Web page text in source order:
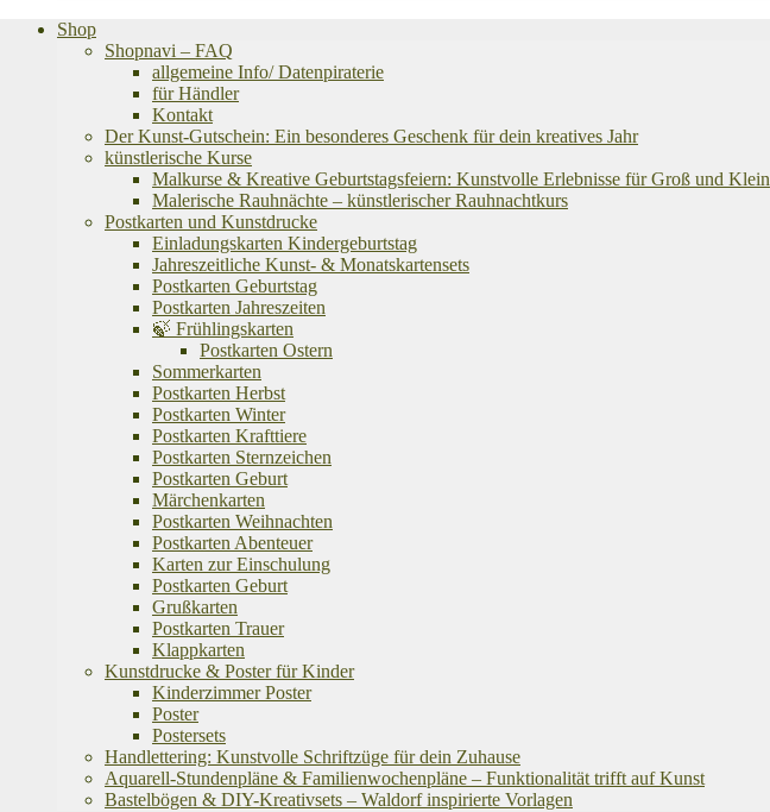
Shop
Shopnavi – FAQ
allgemeine Info/ Datenpiraterie
für Händler
Kontakt
Der Kunst-Gutschein: Ein besonderes Geschenk für dein kreatives Jahr
künstlerische Kurse
Malkurse & Kreative Geburtstagsfeiern: Kunstvolle Erlebnisse für Groß und Klein
Malerische Rauhnächte – künstlerischer Rauhnachtkurs
Postkarten und Kunstdrucke
Einladungskarten Kindergeburtstag
Jahreszeitliche Kunst- & Monatskartensets
Postkarten Geburtstag
Postkarten Jahreszeiten
🍃 Frühlingskarten
Postkarten Ostern
Sommerkarten
Postkarten Herbst
Postkarten Winter
Postkarten Krafttiere
Postkarten Sternzeichen
Postkarten Geburt
Märchenkarten
Postkarten Weihnachten
Postkarten Abenteuer
Karten zur Einschulung
Postkarten Geburt
Grußkarten
Postkarten Trauer
Klappkarten
Kunstdrucke & Poster für Kinder
Kinderzimmer Poster
Poster
Postersets
Handlettering: Kunstvolle Schriftzüge für dein Zuhause
Aquarell-Stundenpläne & Familienwochenpläne – Funktionalität trifft auf Kunst
Bastelbögen & DIY-Kreativsets – Waldorf inspirierte Vorlagen